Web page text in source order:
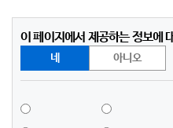
이 페이지에서 제공하는 정보에
네 아니오